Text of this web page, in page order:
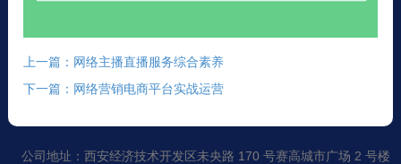
上一篇：网络主播直播服务综合素养
下一篇：网络营销电商平台实战运营
公司地址：西安经济技术开发区未央路 170 号赛高城市广场 2 号楼